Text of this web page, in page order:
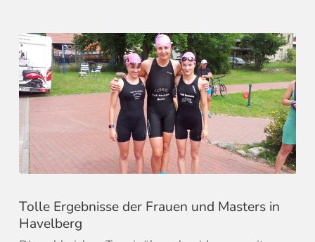
Tolle Ergebnisse der Frauen und Masters in
Havelberg